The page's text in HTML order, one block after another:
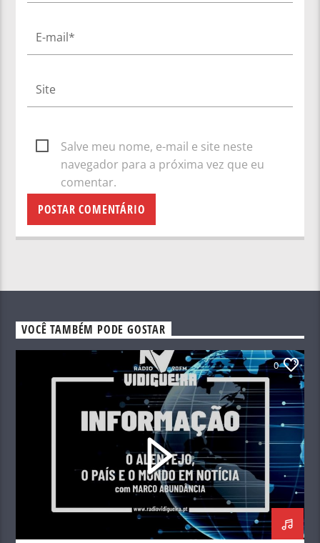
Salve meu nome, e-mail e site neste
navegador para a próxima vez que eu
comentar.
VOCÊ TAMBÉM PODE GOSTAR
0